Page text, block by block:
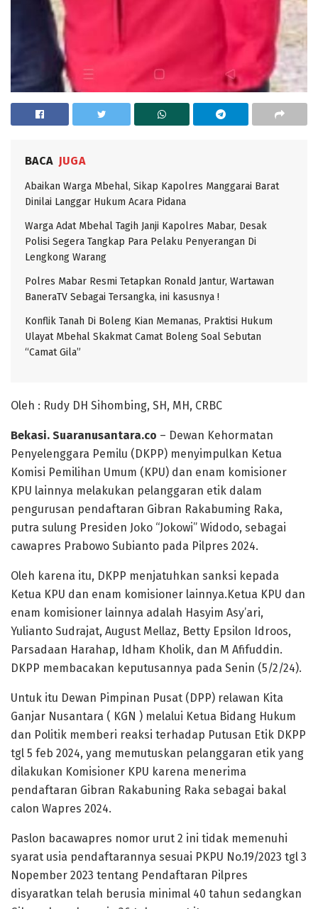
BACA JUGA
Abaikan Warga Mbehal, Sikap Kapolres Manggarai Barat
Dinilai Langgar Hukum Acara Pidana
Warga Adat Mbehal Tagih Janji Kapolres Mabar, Desak
Polisi Segera Tangkap Para Pelaku Penyerangan Di
Lengkong Warang
Polres Mabar Resmi Tetapkan Ronald Jantur, Wartawan
BaneraTV Sebagai Tersangka, ini kasusnya !
Konflik Tanah Di Boleng Kian Memanas, Praktisi Hukum
Ulayat Mbehal Skakmat Camat Boleng Soal Sebutan
“Camat Gila”
Oleh : Rudy DH Sihombing, SH, MH, CRBC
Bekasi. Suaranusantara.co – Dewan Kehormatan
Penyelenggara Pemilu (DKPP) menyimpulkan Ketua
Komisi Pemilihan Umum (KPU) dan enam komisioner
KPU lainnya melakukan pelanggaran etik dalam
pengurusan pendaftaran Gibran Rakabuming Raka,
putra sulung Presiden Joko “Jokowi” Widodo, sebagai
cawapres Prabowo Subianto pada Pilpres 2024.
Oleh karena itu, DKPP menjatuhkan sanksi kepada
Ketua KPU dan enam komisioner lainnya.Ketua KPU dan
enam komisioner lainnya adalah Hasyim Asy’ari,
Yulianto Sudrajat, August Mellaz, Betty Epsilon Idroos,
Parsadaan Harahap, Idham Kholik, dan M Afifuddin.
DKPP membacakan keputusannya pada Senin (5/2/24).
Untuk itu Dewan Pimpinan Pusat (DPP) relawan Kita
Ganjar Nusantara ( KGN ) melalui Ketua Bidang Hukum
dan Politik memberi reaksi terhadap Putusan Etik DKPP
tgl 5 feb 2024, yang memutuskan pelanggaran etik yang
dilakukan Komisioner KPU karena menerima
pendaftaran Gibran Rakabuning Raka sebagai bakal
calon Wapres 2024.
Paslon bacawapres nomor urut 2 ini tidak memenuhi
syarat usia pendaftarannya sesuai PKPU No.19/2023 tgl 3
Nopember 2023 tentang Pendaftaran Pilpres
disyaratkan telah berusia minimal 40 tahun sedangkan